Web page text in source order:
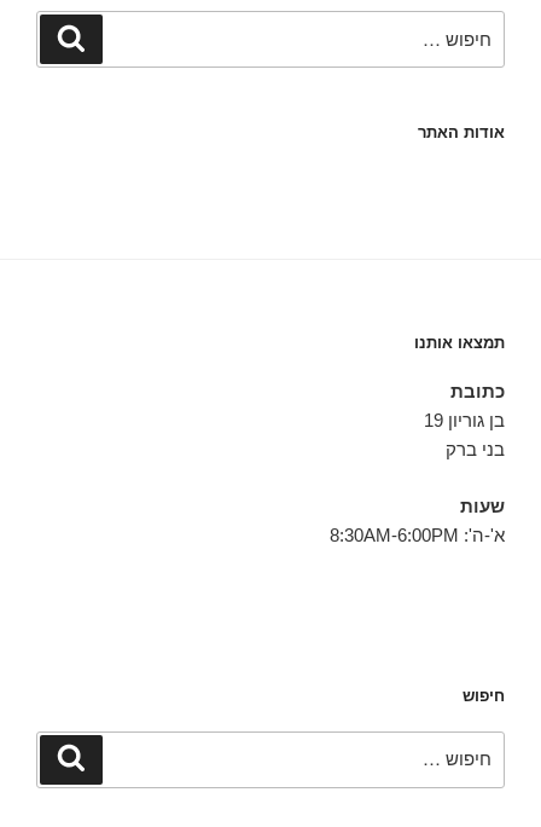
חיפוש
אודות האתר
תמצאו אותנו
כתובת
בן גוריון 19
בני ברק
שעות
א'-ה': 8:30AM-6:00PM
חיפוש
חיפוש